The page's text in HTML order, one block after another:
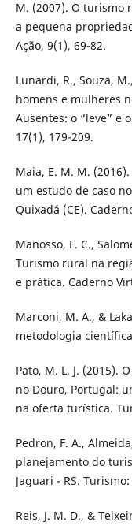
M. (2007). O turismo
a pequena
Ação, 9(1), 69-82.
Lunardi, R., Souza,
homens e mulheres
Ausentes: o “leve” e
17(1), 179-209.
Maia, E. M. M.
um estudo de caso
Quixadá (CE).
Manosso, F. C.,
Turismo rural na
e prática. Caderno
Marconi, M. A., &
metodologia
Pato, M. L. J. (2015).
no Douro, Portugal:
na oferta turística.
Pedron, F. A.,
planejamento do
Jaguari - RS.
Reis, J. M. D., &